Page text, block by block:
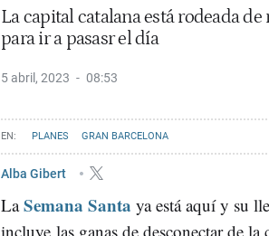
La capital catalana está rodeada
para ir a pasasr el día
5 abril, 2023 08:53
PLANES GRAN BARCELONA
Alba Gibert
La Semana Santa ya está aquí y su
incluye las ganas de desconectar de la